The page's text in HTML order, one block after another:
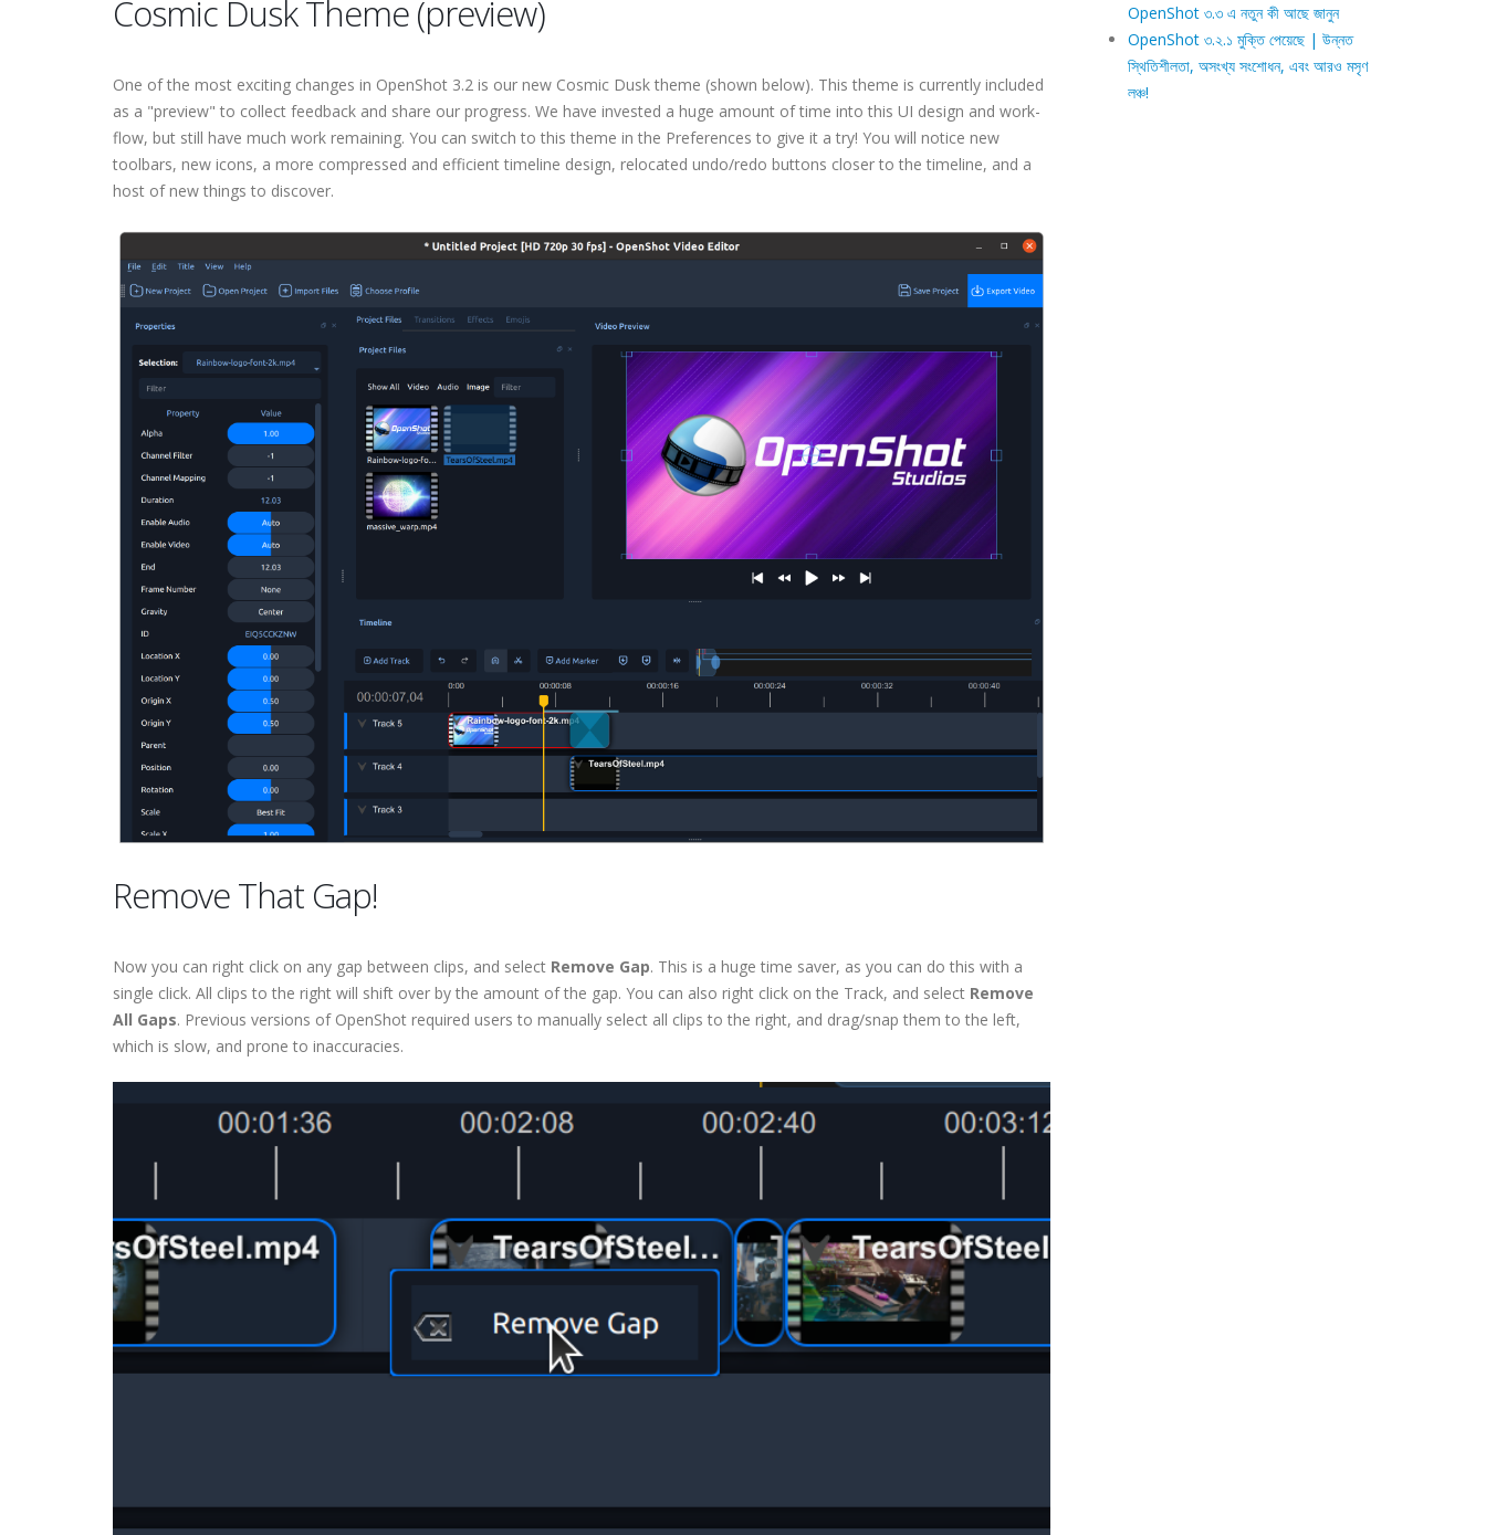
Cosmic Dusk Theme (preview)
One of the most exciting changes in OpenShot 3.2 is our new Cosmic Dusk theme (shown below). This theme is currently included
as a "preview" to collect feedback and share our progress. We have invested a huge amount of time into this UI design and work-
flow, but still have much work remaining. You can switch to this theme in the Preferences to give it a try! You will notice new
toolbars, new icons, a more compressed and efficient timeline design, relocated undo/redo buttons closer to the timeline, and a
host of new things to discover.
Remove That Gap!
Now you can right click on any gap between clips, and select Remove Gap. This is a huge time saver, as you can do this with a
single click. All clips to the right will shift over by the amount of the gap. You can also right click on the Track, and select Remove
All Gaps. Previous versions of OpenShot required users to manually select all clips to the right, and drag/snap them to the left,
which is slow, and prone to inaccuracies.
OpenShot ৩.৩ এ নতুন কী আছে জানুন
OpenShot ৩.২.১ মুক্তি পেয়েছে | উন্নত
স্থিতিশীলতা, অসংখ্য সংশোধন, এবং আরও মসৃণ
লঞ্চ!